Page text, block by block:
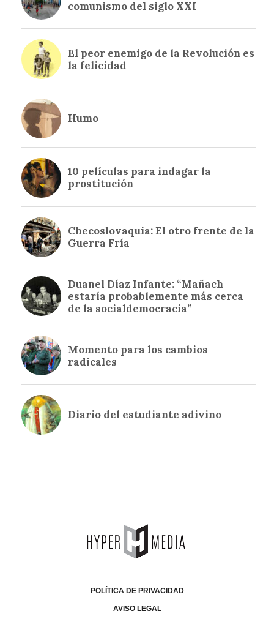
POLÍTICA DE PRIVACIDAD
AVISO LEGAL